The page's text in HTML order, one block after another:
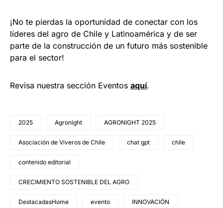
¡No te pierdas la oportunidad de conectar con los
líderes del agro de Chile y Latinoamérica y de ser
parte de la construcción de un futuro más sostenible
para el sector!
Revisa nuestra sección Eventos aquí.
2025 Agronight AGRONIGHT 2025
Asociación de Viveros de Chile chat gpt chile
contenido editorial
CRECIMIENTO SOSTENIBLE DEL AGRO
DestacadasHome evento INNOVACIÓN